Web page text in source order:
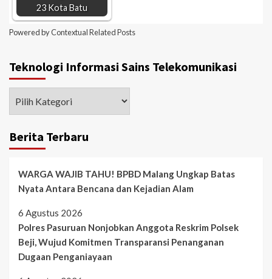
23 Kota Batu
Powered byContextual Related Posts
Teknologi Informasi Sains Telekomunikasi
Berita Terbaru
WARGA WAJIB TAHU! BPBD Malang Ungkap Batas
Nyata Antara Bencana dan Kejadian Alam
6 Agustus 2026
Polres Pasuruan Nonjobkan Anggota Reskrim Polsek
Beji, Wujud Komitmen Transparansi Penanganan
Dugaan Penganiayaan